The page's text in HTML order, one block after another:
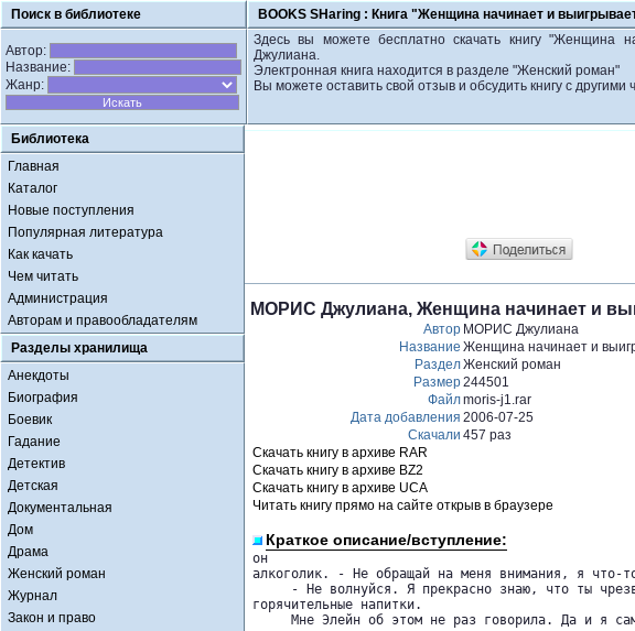
Поиск в библиотеке BOOKS SHaring : Книга "Женщина начинает и
Автор:
Название:
Жанр:
Здесь вы можете бесплатно скачать книгу "Женщина
Джулиана.
Электронная книга находится в разделе "Женский роман"
Вы можете оставить свой отзыв и обсудить книгу с другими
Библиотека
Главная
Каталог
Новые поступления
Популярная литература
Как качать
Чем читать
Администрация
Авторам и правообладателям
Разделы хранилища
Анекдоты
Биография
Боевик
Гадание
Детектив
Детская
Документальная
Дом
Драма
Женский роман
Журнал
Закон и право
МОРИС Джулиана, Женщина начинает и
Автор МОРИС Джулиана
Название Женщина начинает и
РазделЖенский роман
Размер244501
Файлmoris-j1.rar
Дата добавления 2006-07-25
Скачали 457 раз
Скачать книгу в архиве RAR
Скачать книгу в архиве BZ2
Скачать книгу в архиве UCA
Читать книгу прямо на сайте открыв в браузере
Краткое описание/вступление:
он
алкоголик. - Не обращай на меня внимания, я что-
- Не волнуйся. Я прекрасно знаю, что ты
горячительные напитки.
Мне Элейн об этом не раз говорила. Да и я